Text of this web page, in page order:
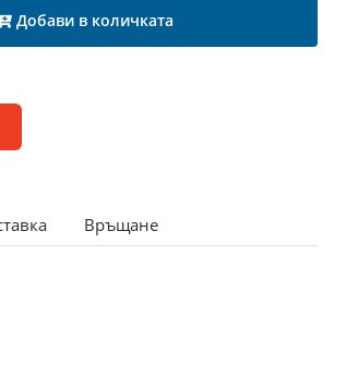
Добави в количката
Връщане